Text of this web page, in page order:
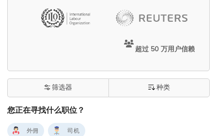
超过 50 万用户信赖
您正在寻找什么职位？
筛选器 种类
外佣 司机